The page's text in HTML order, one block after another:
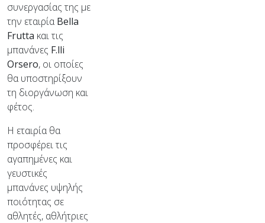
συνεργασίας της με
την εταιρίαBella
Frutta και τις
μπανάνες F.lli
Orsero, οι οποίες
θα υποστηρίξουν
τη διοργάνωση και
φέτος.
Η εταιρία θα
προσφέρει τις
αγαπημένες και
γευστικές
μπανάνες υψηλής
ποιότητας σε
αθλητές, αθλήτριες